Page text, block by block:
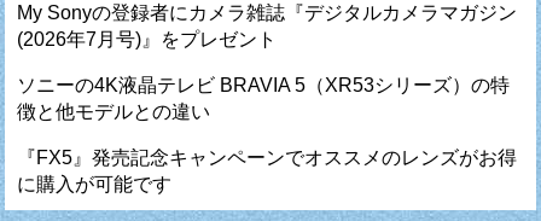
My Sonyの登録者にカメラ雑誌『デジタルカメラマガジン
(2026年7月号)』をプレゼント
ソニーの4K液晶テレビ BRAVIA 5（XR53シリーズ）の特
徴と他モデルとの違い
『FX5』発売記念キャンペーンでオススメのレンズがお得
に購入が可能です